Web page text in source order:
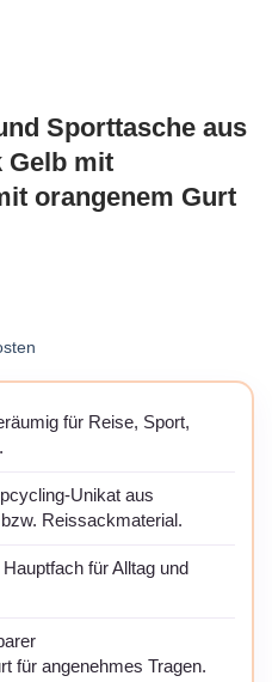
Sporttasche aus
Gelb mit
orangenem Gurt
für Reise, Sport,
Unikat aus
Reissackmaterial.
für Alltag und
für angenehmes Tragen.